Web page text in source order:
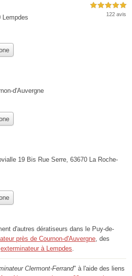
Lempdes
5,0 étoiles sur 5
122 avis
d'Auvergne
19 Bis Rue Serre, 63670 La Roche-
d'autres dératiseurs dans le Puy-de-
près de Cournon-d'Auvergne , des
exterminateur à Lempdes
Clermont-Ferrand" à l'aide des liens